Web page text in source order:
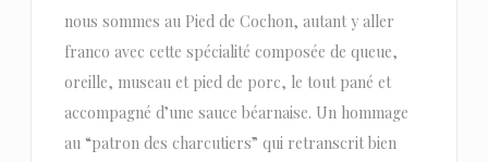
nous sommes au Pied de Cochon, autant y aller
franco avec cette spécialité composée de queue,
oreille, museau et pied de porc, le tout pané et
accompagné d’une sauce béarnaise. Un hommage
au “patron des charcutiers” qui retranscrit bien